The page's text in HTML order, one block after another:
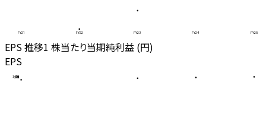
FY21 FY22 FY23 FY24 FY25
EPS 推移1 株当たり当期純利益 (円)
EPS
0
12.5
25
37.5
50